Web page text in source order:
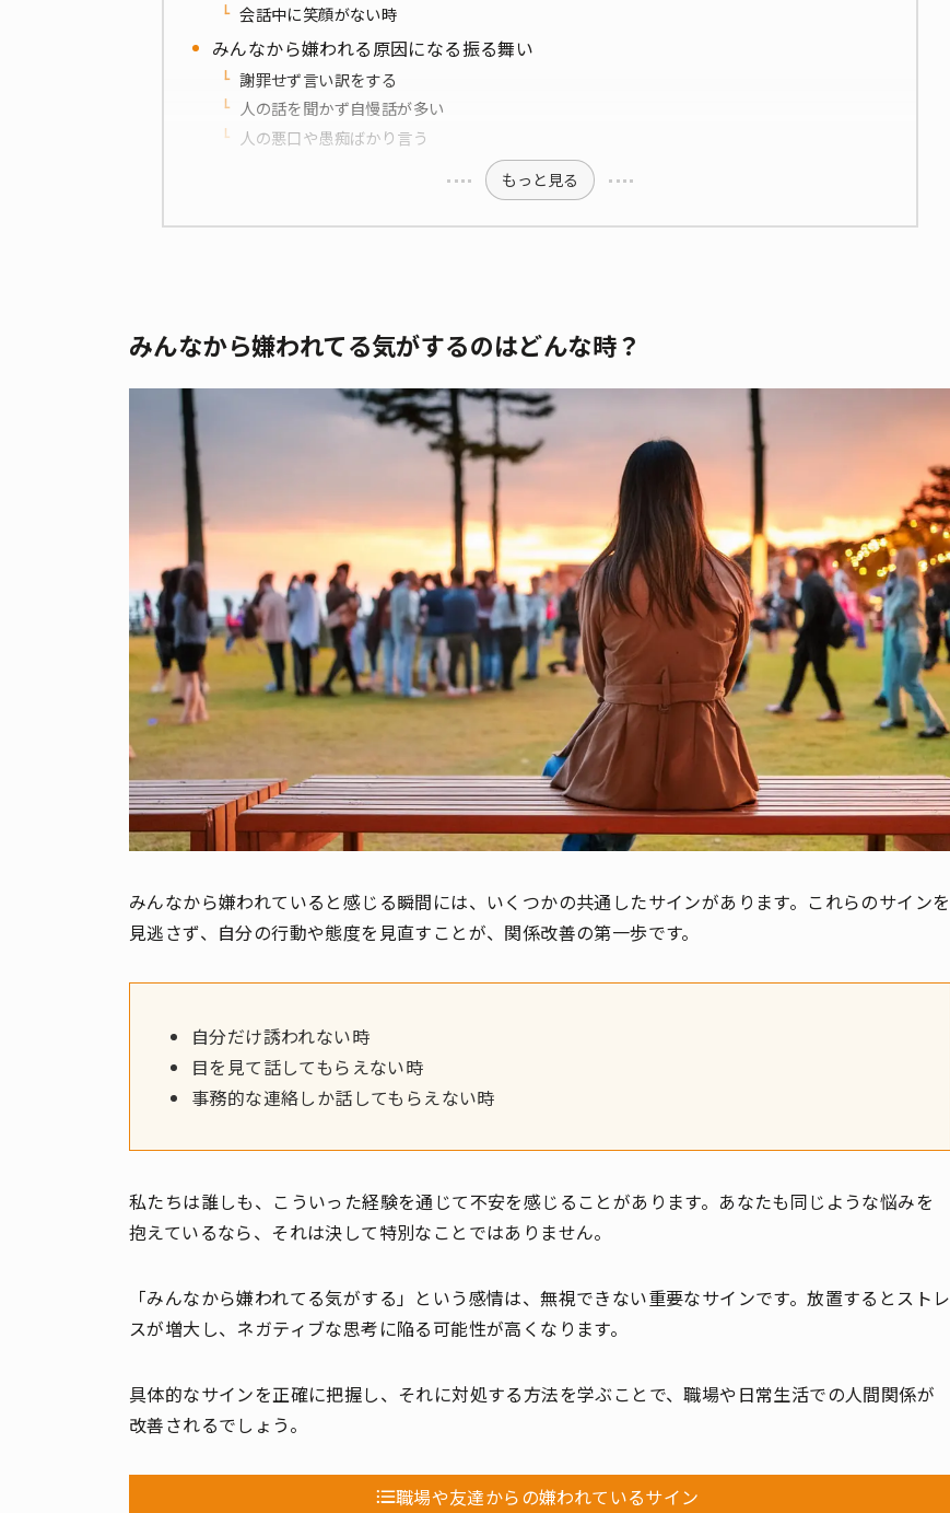
会話中に笑顔がない時
みんなから嫌われる原因になる振る舞い
謝罪せず言い訳をする
人の話を聞かず自慢話が多い
人の悪口や愚痴ばかり言う
もっと見る
みんなから嫌われてる気がするのはどんな時？
みんなから嫌われていると感じる瞬間には、いくつかの共通したサインがあります。これらのサインを
見逃さず、自分の行動や態度を見直すことが、関係改善の第一歩です。
自分だけ誘われない時
目を見て話してもらえない時
事務的な連絡しか話してもらえない時
私たちは誰しも、こういった経験を通じて不安を感じることがあります。あなたも同じような悩みを
抱えているなら、それは決して特別なことではありません。
「みんなから嫌われてる気がする」という感情は、無視できない重要なサインです。放置するとストレ
スが増大し、ネガティブな思考に陥る可能性が高くなります。
具体的なサインを正確に把握し、それに対処する方法を学ぶことで、職場や日常生活での人間関係が
改善されるでしょう。
職場や友達からの嫌われているサイン